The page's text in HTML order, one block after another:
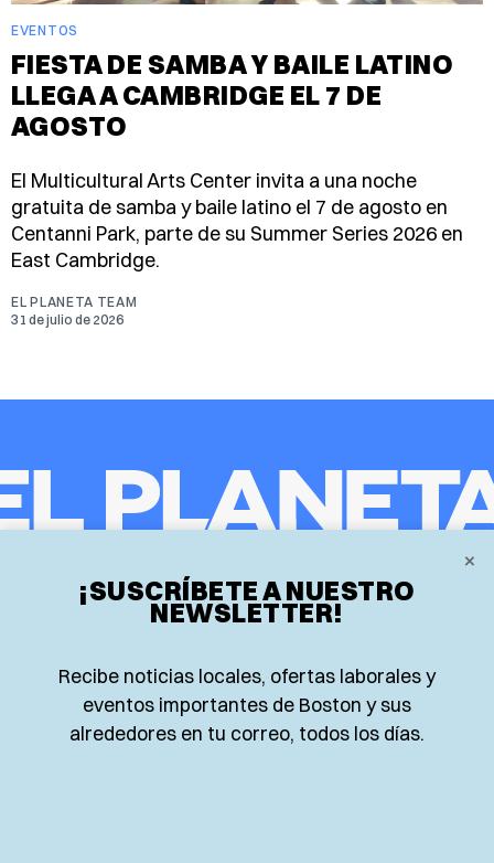
EVENTOS
FIESTA DE SAMBA Y BAILE LATINO
LLEGA A CAMBRIDGE EL 7 DE
AGOSTO
El Multicultural Arts Center invita a una noche
gratuita de samba y baile latino el 7 de agosto en
Centanni Park, parte de su Summer Series 2026 en
East Cambridge.
EL PLANETA TEAM
31 de julio de 2026
×
¡SUSCRÍBETE A NUESTRO
NEWSLETTER!
Recibe noticias locales, ofertas laborales y
eventos importantes de Boston y sus
alrededores en tu correo, todos los días.
Locales
Food and Drink
Opinión
Nacionales